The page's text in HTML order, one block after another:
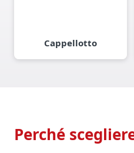
Cappellotto
Perché